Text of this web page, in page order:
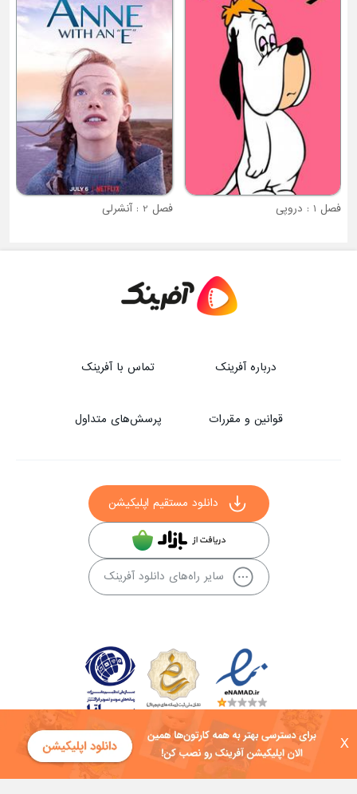
X
فصل 2 : آنشرلی
درباره آفرینک تماس با آفرینک
قوانین و مقررات پرسش‌های متداول
دانلود مستقیم اپلیکیشن
سایر راه‌های دانلود آفرینک
کلیه حقوق این سایت به شرکت توسعه فناوی هفت آسمان توکان تعلق دارد و